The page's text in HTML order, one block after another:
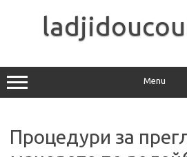
Menu
Процедури за